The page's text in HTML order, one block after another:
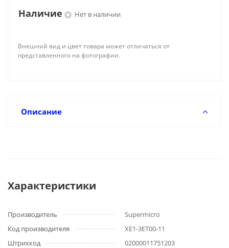
Наличие Нет в наличии
Внешний вид и цвет товара может отличаться от
представленного на фотографии.
Описание
Характеристики
Производитель
Supermicro
Код производителя
XE1-3ET00-11
Штрихкод
02000011751203